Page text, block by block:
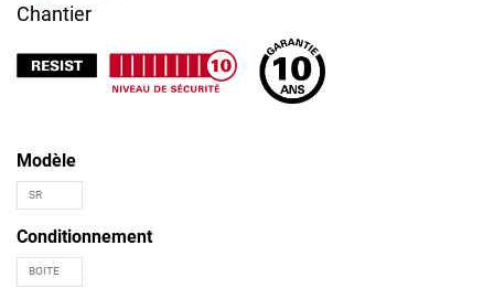
Chantier
Modèle
Conditionnement